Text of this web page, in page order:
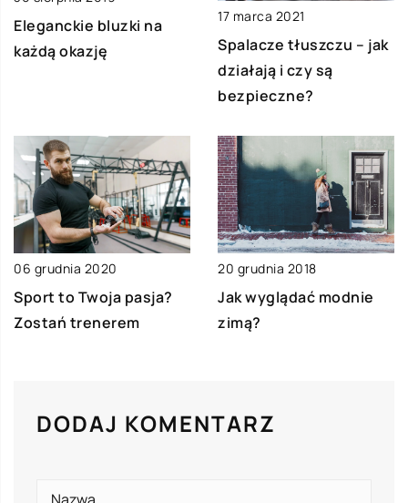
Eleganckie bluzki na
każdą okazję
17 marca 2021
Spalacze tłuszczu – jak
działają i czy są
bezpieczne?
06 grudnia 2020
Sport to Twoja pasja?
Zostań trenerem
20 grudnia 2018
Jak wyglądać modnie
zimą?
DODAJ KOMENTARZ